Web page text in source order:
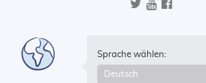
Sprache wählen: